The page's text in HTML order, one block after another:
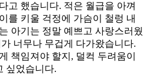
고 했습니다. 적은 월급을 아껴
를 키울 걱정에 가슴이 철렁 내
아기는 정말 예쁘고 사랑스러웠
너무나 무겁게 다가왔습니다.
책임져야 할지, 덜컥 두려움이
싶었습니다.